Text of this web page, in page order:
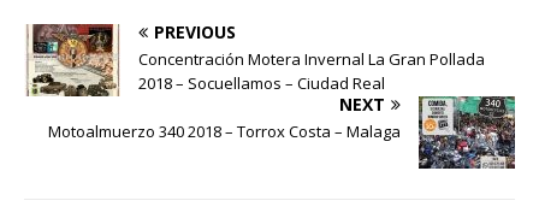
PREVIOUS
Concentración Motera Invernal La Gran Pollada
2018 – Socuellamos – Ciudad Real
NEXT
Motoalmuerzo 340 2018 – Torrox Costa – Malaga